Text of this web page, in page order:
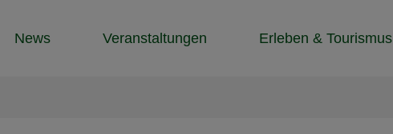
News
Veranstaltungen Erleben & Tourismus